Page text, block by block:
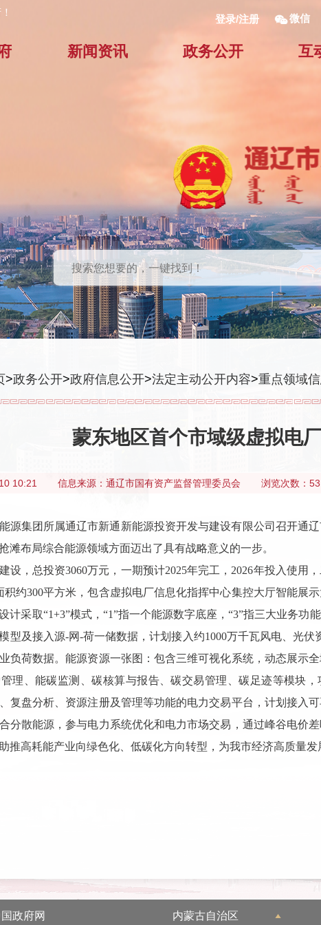
登录/注册 微信
新闻资讯 政务公开 互
>政务公开>政府信息公开>法定主动公开内容>重点领域
蒙东地区首个市域级虚拟电
10:21 信息来源： 通辽市国有资产监督管理委员会 浏览次数：53
源集团所属通辽市新通新能源投资开发与建设有限公司召开通
滩布局综合能源领域方面迈出了具有战略意义的一步。
设，总投资3060万元，一期预计2025年完工，2026年投入使用
积约300平方米，包含虚拟电厂信息化指挥中心集控大厅智能展
计采取“1+3”模式，“1”指一个能源数字底座，“3”指三大业务
型及接入源-网-荷一储数据，计划接入约1000万千瓦风电、光
负荷数据。能源资源一张图：包含三维可视化系统，动态展示
理、能碳监测、碳核算与报告、碳交易管理、碳足迹等模块
复盘分析、资源注册及管理等功能的电力交易平台，计划接入
分散能源，参与电力系统优化和电力市场交易，通过峰谷电价
推高耗能产业向绿色化、低碳化方向转型，为我市经济高质量发
政府网 内蒙古自治区